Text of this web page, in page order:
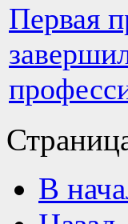
Первая
В